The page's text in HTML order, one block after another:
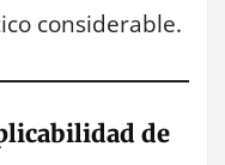
considerable.
de